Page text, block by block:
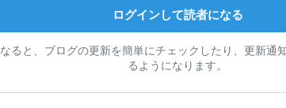
ログインして読者になる
ると、ブログの更新を簡単にチェックしたり、更新通
るようになります。